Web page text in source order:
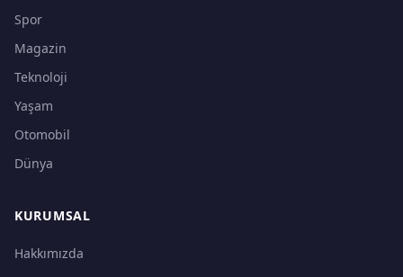
Spor
Magazin
Teknoloji
Yaşam
Otomobil
Dünya
KURUMSAL
Hakkımızda